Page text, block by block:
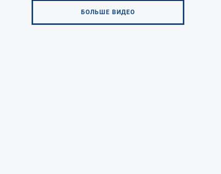
БОЛЬШЕ ВИДЕО